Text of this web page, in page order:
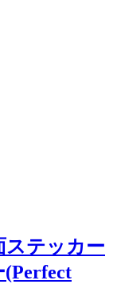
ステッカー